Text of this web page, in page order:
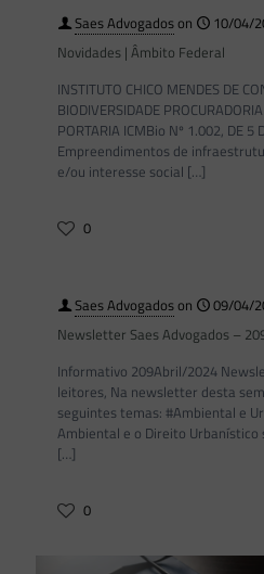
Saes Advogadoson
10/04/
Novidades | Âmbito Federal
INSTITUTO CHICO MENDES DE
BIODIVERSIDADE
PORTARIA ICMBio Nº 1.002, DE 5
Empreendimentos de
e/ou interesse social […]
0
Saes Advogadoson
09/04/
Newsletter Saes Advogados –
Informativo 209Abril/2024
leitores, Na newsletter desta
seguintes temas: #Ambiental e
Ambiental e o Direito
[…]
0